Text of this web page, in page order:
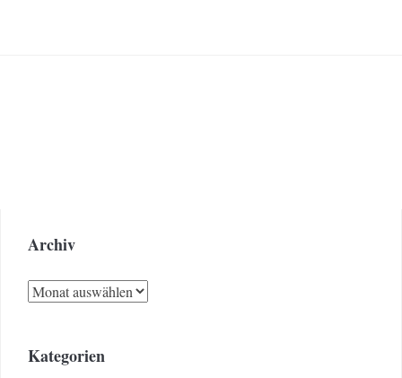
Archiv
Archiv
Kategorien